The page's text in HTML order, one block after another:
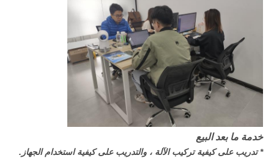
خدمة ما بعد البيع
* تدريب على كيفية تركيب الآلة ، والتدريب على كيفية استخدام الجهاز.